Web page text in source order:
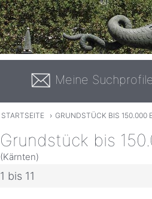
Meine Suchprofile
STARTSEITE › GRUNDSTÜCK BIS 150.000
Grundstück bis
(Kärnten)
1 bis 11